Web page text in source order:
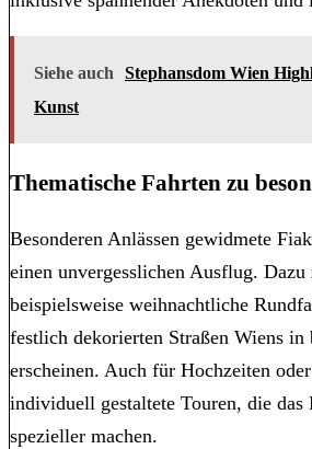
Siehe auch
Stephansdom Wien
Kunst
Thematische Fahrten zu
Besonderen Anlässen gewidmete
einen unvergesslichen Ausflug. Dazu
beispielsweise weihnachtliche
festlich dekorierten Straßen Wiens in
erscheinen. Auch für Hochzeiten
individuell gestaltete Touren, die das
spezieller machen.